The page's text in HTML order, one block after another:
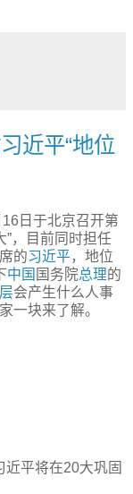
近平“地位
日于北京召开第
”，目前同时担任
的习近平，地位
中国 国务院总理的
会产生什么人事
一块来了解。
近平将在20大巩固